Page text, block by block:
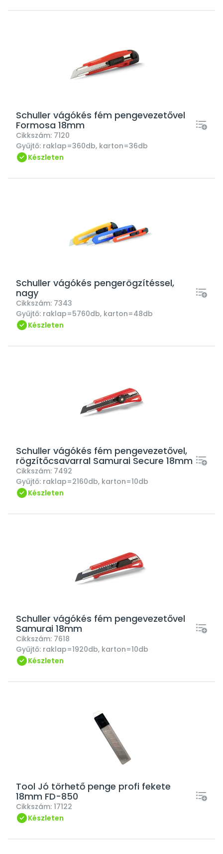
Schuller vágókés fém pengevezetővel
Formosa 18mm
Cikkszám: 7120
Gyűjtő: raklap=360db, karton=36db
Készleten
Schuller vágókés pengerögzítéssel,
nagy
Cikkszám: 7343
Gyűjtő: raklap=5760db, karton=48db
Készleten
Schuller vágókés fém pengevezetővel,
rögzítőcsavarral Samurai Secure 18mm
Cikkszám: 7492
Gyűjtő: raklap=2160db, karton=10db
Készleten
Schuller vágókés fém pengevezetővel
Samurai 18mm
Cikkszám: 7618
Gyűjtő: raklap=1920db, karton=10db
Készleten
Tool Jó törhető penge profi fekete
18mm FD-850
Cikkszám: 17122
Készleten